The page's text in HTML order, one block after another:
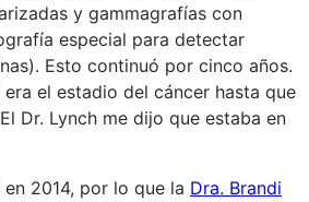
y gammagrafías con
especial para detectar
Esto continuó por cinco años.
el estadio del cáncer hasta que
Dr. Lynch me dijo que estaba en
2014, por lo que la Dra. Brandi